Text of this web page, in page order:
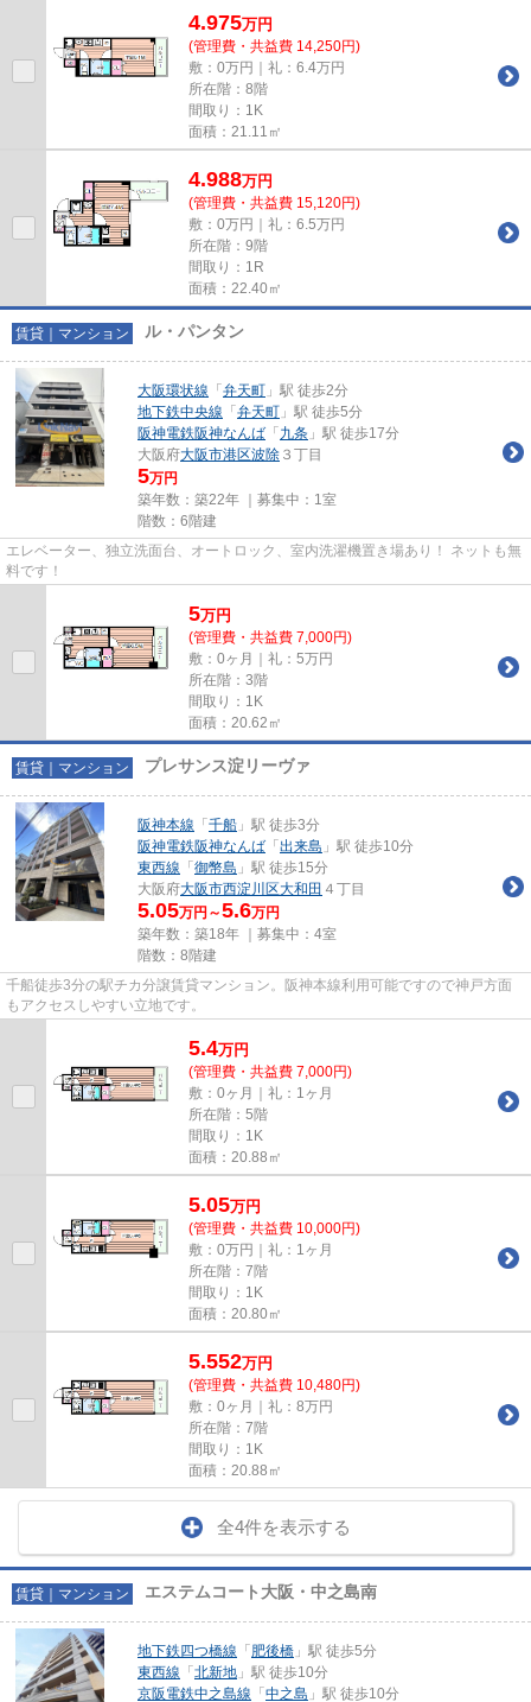
4.975万円
(管理費・共益費 14,250円)
敷：0万円｜礼：6.4万円
所在階：8階
間取り：1K
面積：21.11㎡
4.988万円
(管理費・共益費 15,120円)
敷：0万円｜礼：6.5万円
所在階：9階
間取り：1R
面積：22.40㎡
賃貸｜マンション ル・パンタン
大阪環状線 「 弁天町 」駅 徒歩2分
地下鉄中央線 「 弁天町 」駅 徒歩5分
阪神電鉄阪神なんば 「 九条 」駅 徒歩17分
大阪府大阪市港区波除 ３丁目
5万円
築年数：築22年 ｜募集中： 1室
階数：6階建
エレベーター、独立洗面台、オートロック、室内洗濯機置き場あり！ ネットも無
料です！
5万円
(管理費・共益費 7,000円)
敷：0ヶ月｜礼：5万円
所在階：3階
間取り：1K
面積：20.62㎡
賃貸｜マンション プレサンス淀リーヴァ
阪神本線 「 千船 」駅 徒歩3分
阪神電鉄阪神なんば 「 出来島 」駅 徒歩10分
東西線 「 御幣島 」駅 徒歩15分
大阪府大阪市西淀川区大和田 ４丁目
5.05万円～5.6万円
築年数：築18年 ｜募集中： 4室
階数：8階建
千船徒歩3分の駅チカ分譲賃貸マンション。阪神本線利用可能ですので神戸方面
もアクセスしやすい立地です。
5.4万円
(管理費・共益費 7,000円)
敷：0ヶ月｜礼：1ヶ月
所在階：5階
間取り：1K
面積：20.88㎡
5.05万円
(管理費・共益費 10,000円)
敷：0万円｜礼：1ヶ月
所在階：7階
間取り：1K
面積：20.80㎡
5.552万円
(管理費・共益費 10,480円)
敷：0ヶ月｜礼：8万円
所在階：7階
間取り：1K
面積：20.88㎡
全4件を表示する
賃貸｜マンション エステムコート大阪・中之島南
地下鉄四つ橋線 「 肥後橋 」駅 徒歩5分
東西線 「 北新地 」駅 徒歩10分
京阪電鉄中之島線 「 中之島 」駅 徒歩10分